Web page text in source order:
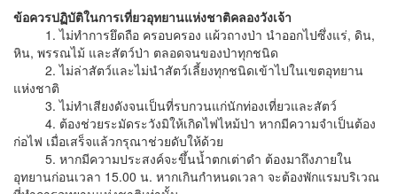
ข้อควรปฏิบัติในการเที่ยวอุทยานแห่งชาติคลองวังเจ้า
1. ไม่ทำการยึดถือ ครอบครอง แผ้วถางป่า นำออกไปซึ่งแร่, ดิน,
หิน, พรรณไม้ และสัตว์ป่า ตลอดจนของป่าทุกชนิด
2. ไม่ล่าสัตว์และไม่นำสัตว์เลี้ยงทุกชนิดเข้าไปในเขตอุทยาน
แห่งชาติ
3. ไม่ทำเสียงดังจนเป็นที่รบกวนแก่นักท่องเที่ยวและสัตว์
4. ต้องช่วยระมัดระวังมิให้เกิดไฟไหม้ป่า หากมีความจำเป็นต้อง
ก่อไฟ เมื่อเสร็จแล้วกรุณาช่วยดับให้ด้วย
5. หากมีความประสงค์จะขึ้นน้ำตกเต่าดำ ต้องมาถึงภายใน
อุทยานก่อนเวลา 15.00 น. หากเกินกำหนดเวลา จะต้องพักแรมบริเวณ